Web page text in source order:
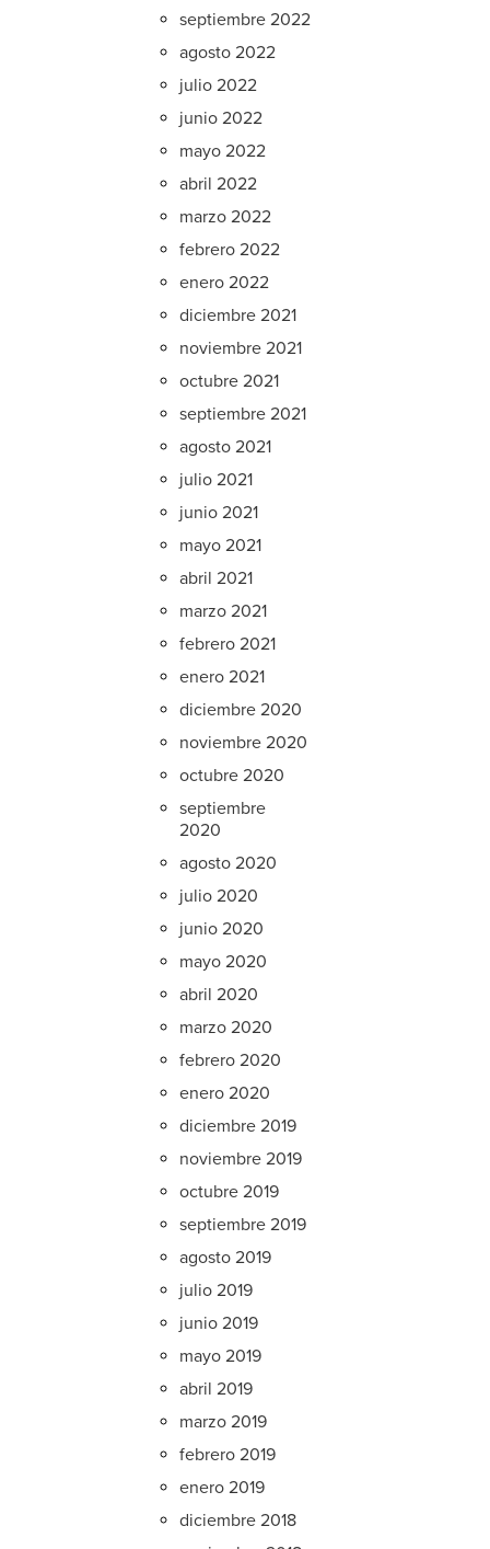
septiembre 2022
agosto 2022
julio 2022
junio 2022
mayo 2022
abril 2022
marzo 2022
febrero 2022
enero 2022
diciembre 2021
noviembre 2021
octubre 2021
septiembre 2021
agosto 2021
julio 2021
junio 2021
mayo 2021
abril 2021
marzo 2021
febrero 2021
enero 2021
diciembre 2020
noviembre 2020
octubre 2020
septiembre
2020
agosto 2020
julio 2020
junio 2020
mayo 2020
abril 2020
marzo 2020
febrero 2020
enero 2020
diciembre 2019
noviembre 2019
octubre 2019
septiembre 2019
agosto 2019
julio 2019
junio 2019
mayo 2019
abril 2019
marzo 2019
febrero 2019
enero 2019
diciembre 2018